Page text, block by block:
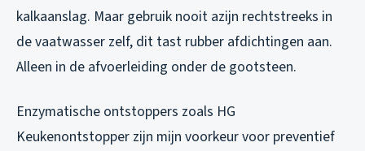
kalkaanslag. Maar gebruik nooit azijn rechtstreeks in
de vaatwasser zelf, dit tast rubber afdichtingen aan.
Alleen in de afvoerleiding onder de gootsteen.
Enzymatische ontstoppers zoals HG
Keukenontstopper zijn mijn voorkeur voor preventief